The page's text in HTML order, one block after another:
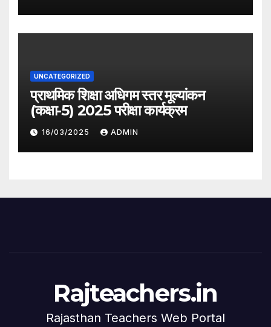
UNCATEGORIZED
प्राथमिक शिक्षा अधिगम स्तर मूल्यांकन
(कक्षा-5) 2025 परीक्षा कार्यक्रम
16/03/2025 ADMIN
Rajteachers.in
Rajasthan Teachers Web Portal